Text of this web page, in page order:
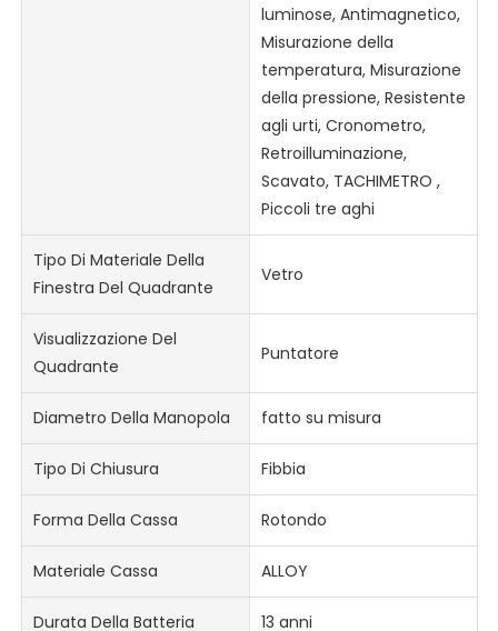
luminose, Antimagnetico,
Misurazione della
temperatura, Misurazione
della pressione, Resistente
agli urti, Cronometro,
Retroilluminazione,
Scavato, TACHIMETRO ,
Piccoli tre aghi
Tipo Di Materiale Della
Finestra Del Quadrante
Vetro
Visualizzazione Del
Quadrante
Puntatore
Diametro Della Manopola fatto su misura
Tipo Di Chiusura Fibbia
Forma Della Cassa Rotondo
Materiale Cassa ALLOY
Durata Della Batteria 13 anni